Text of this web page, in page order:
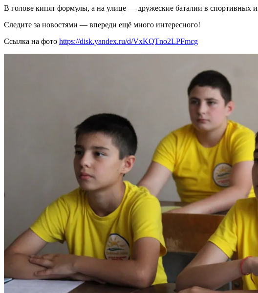
В голове кипят формулы, а на улице — дружеские баталии в спортивных
Следите за новостями — впереди ещё много интересного!
Ссылка на фото https://disk.yandex.ru/d/VxKQTno2LPFmcg